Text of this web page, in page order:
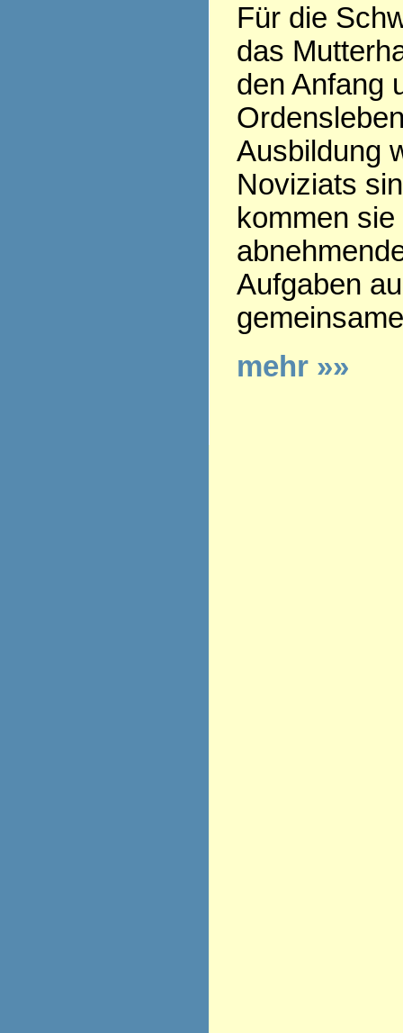
Für die
das
den Anfang
Ausbildung
Noviziats
kommen
Aufgaben
mehr »»